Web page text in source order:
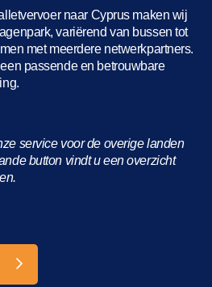
naar Cyprus maken wij
variërend van bussen tot
met meerdere netwerkpartners.
passende en betrouwbare
service voor de overige landen
button vindt u een overzicht